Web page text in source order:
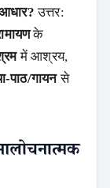
उत्तर:
के
में आश्रय,
पाठ/गायनसे